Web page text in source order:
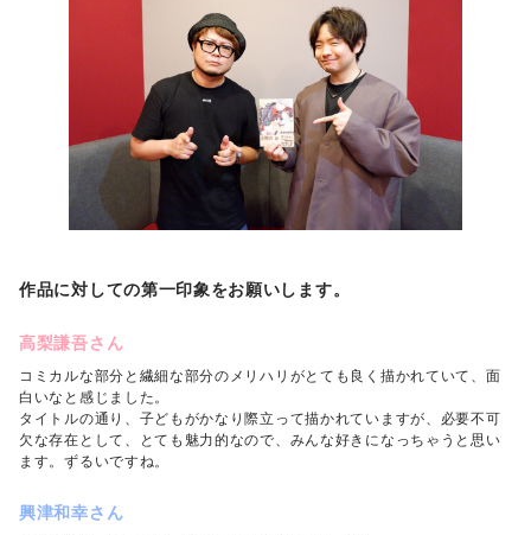
作品に対しての第一印象をお願いします。
高梨謙吾さん
コミカルな部分と繊細な部分のメリハリがとても良く描かれていて、面
白いなと感じました。
タイトルの通り、子どもがかなり際立って描かれていますが、必要不可
欠な存在として、とても魅力的なので、みんな好きになっちゃうと思い
ます。ずるいですね。
興津和幸さん